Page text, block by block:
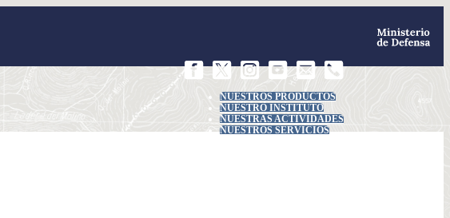
NUESTROS PRODUCTOS
NUESTRO INSTITUTO
NUESTRAS ACTIVIDADES
NUESTROS SERVICIOS